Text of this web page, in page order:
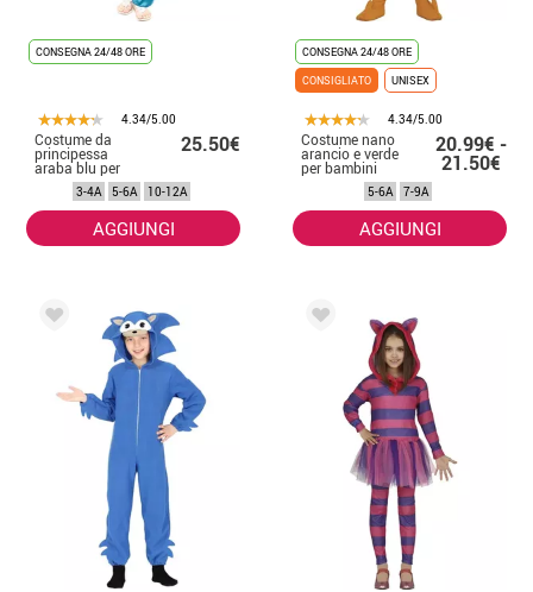
CONSEGNA 24/48 ORE
4.34/5.00
Costume da
principessa
araba blu per
bambina
25.50€
3-4A 5-6A 10-12A
AGGIUNGI
CONSEGNA 24/48 ORE
CONSIGLIATO
UNISEX
4.34/5.00
Costume nano
arancio e verde
per bambini
20.99€ -
21.50€
5-6A 7-9A
AGGIUNGI